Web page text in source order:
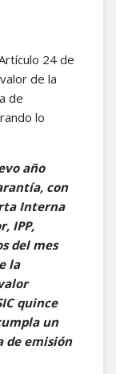
24 de
de la
de
lo
año
con
Interna
IPP,
del mes
la
quince
un
de emisión